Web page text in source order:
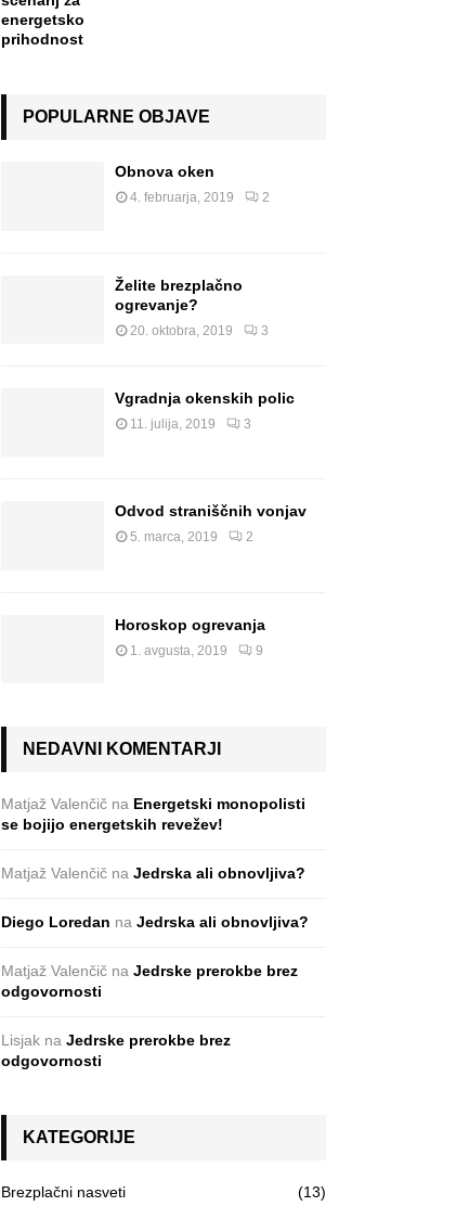
energetsko
prihodnost
POPULARNE OBJAVE
Obnova oken
4. februarja, 2019 2
Želite brezplačno
ogrevanje?
20. oktobra, 2019 3
Vgradnja okenskih polic
11. julija, 2019 3
Odvod straniščnih vonjav
5. marca, 2019 2
Horoskop ogrevanja
1. avgusta, 2019 9
NEDAVNI KOMENTARJI
Matjaž Valenčič na Energetski monopolisti
se bojijo energetskih revežev!
Matjaž Valenčič na Jedrska ali obnovljiva?
Diego Loredan na Jedrska ali obnovljiva?
Matjaž Valenčič na Jedrske prerokbe brez
odgovornosti
Lisjak na Jedrske prerokbe brez
odgovornosti
KATEGORIJE
Brezplačni nasveti
(13)